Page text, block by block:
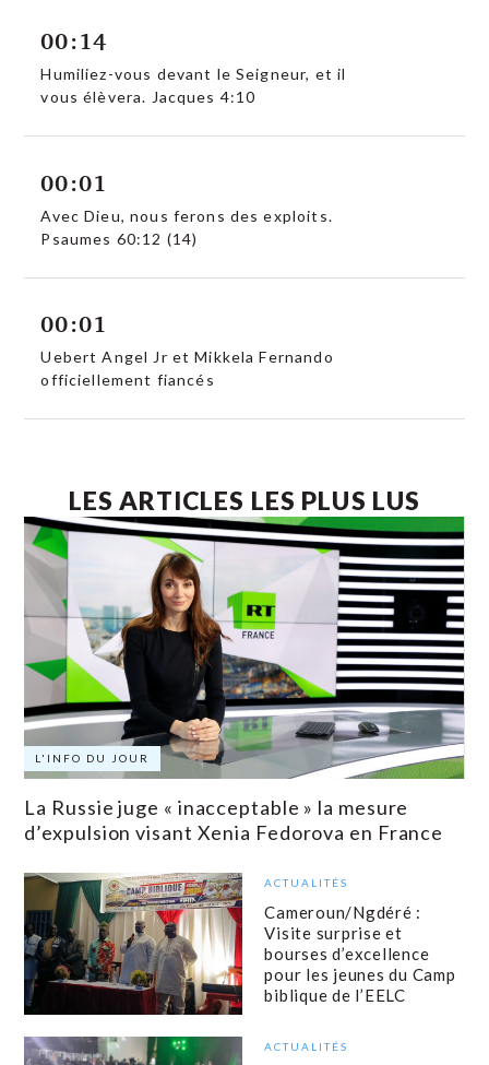
00:14
Humiliez-vous devant le Seigneur, et il
vous élèvera. Jacques 4:10
00:01
Avec Dieu, nous ferons des exploits.
Psaumes 60:12 (14)
00:01
Uebert Angel Jr et Mikkela Fernando
officiellement fiancés
LES ARTICLES LES PLUS LUS
L'INFO DU JOUR
La Russie juge « inacceptable » la mesure
d’expulsion visant Xenia Fedorova en France
ACTUALITÉS
Cameroun/Ngdéré :
Visite surprise et
bourses d’excellence
pour les jeunes du Camp
biblique de l’EELC
ACTUALITÉS